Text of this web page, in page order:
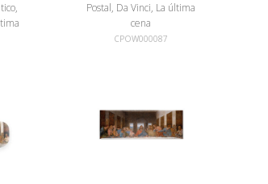
Postal, Da Vinci, La última
cena
CPOW000087